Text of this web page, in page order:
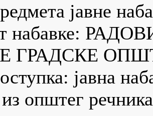
јавне
набавке:
ГРАДСКЕ
јавна
општег